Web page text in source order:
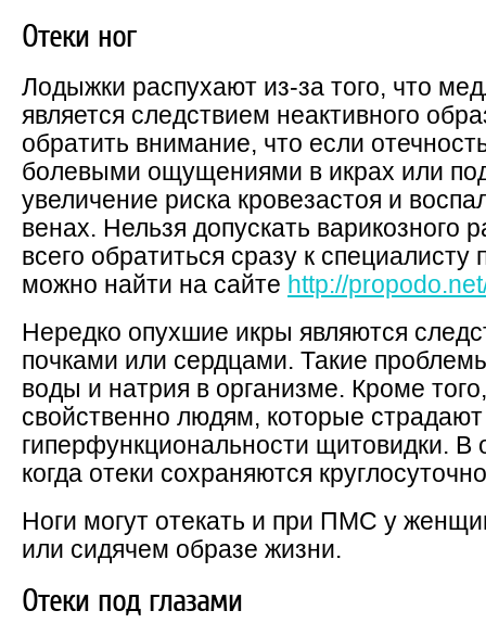
Отеки ног
Лодыжки распухают из-за того, что
является следствием неактивного
обратить внимание, что если
болевыми ощущениями в икрах или
увеличение риска кровезастоя и
венах. Нельзя допускать варикозного
всего обратиться сразу к специалисту
можно найти на сайте http://
Нередко опухшие икры являются
почками или сердцами. Такие
воды и натрия в организме. Кроме
свойственно людям, которые
гиперфункциональности щитовидки. В
когда отеки сохраняются
Ноги могут отекать и при ПМС у
или сидячем образе жизни.
Отеки под глазами